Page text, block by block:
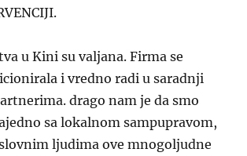
u Kini su valjana. Firma se
i vredno radi u saradnji
drago nam je da smo
sa lokalnom sampupravom,
ljudima ove mnogoljudne